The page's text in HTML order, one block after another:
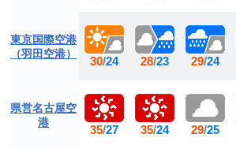
東京国際空港
（羽田空港）
県営名古屋空
港
30/24
35/27
28/23
35/24
29/24
29/25